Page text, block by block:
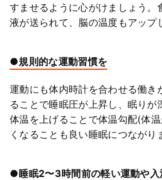
すませるように心がけましょう。
液が送られて、脳の温度もアップ
●規則的な運動習慣を
運動にも体内時計を合わせる働き
ることで睡眠圧が上昇し、眠りが
体温を上げることで体温勾配(体
くなることも良い睡眠につながり
●睡眠2〜3時間前の軽い運動や入